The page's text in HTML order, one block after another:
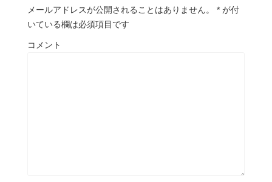
メールアドレスが公開されることはありません。 * が付
いている欄は必須項目です
コメント